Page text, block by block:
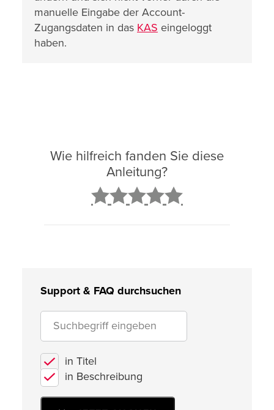
manuelle Eingabe der Account-
Zugangsdaten in das KAS eingeloggt
haben.
Wie hilfreich fanden Sie diese
Anleitung?
Support & FAQ durchsuchen
in Titel
in Beschreibung